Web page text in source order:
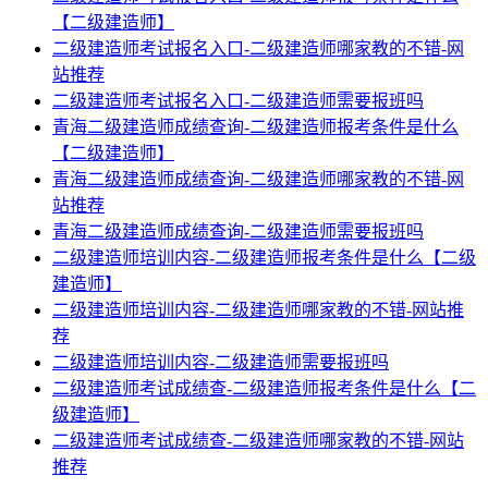
【二级建造师】
二级建造师考试报名入口-二级建造师哪家教的不错-网
站推荐
二级建造师考试报名入口-二级建造师需要报班吗
青海二级建造师成绩查询-二级建造师报考条件是什么
【二级建造师】
青海二级建造师成绩查询-二级建造师哪家教的不错-网
站推荐
青海二级建造师成绩查询-二级建造师需要报班吗
二级建造师培训内容-二级建造师报考条件是什么【二级
建造师】
二级建造师培训内容-二级建造师哪家教的不错-网站推
荐
二级建造师培训内容-二级建造师需要报班吗
二级建造师考试成绩查-二级建造师报考条件是什么【二
级建造师】
二级建造师考试成绩查-二级建造师哪家教的不错-网站
推荐